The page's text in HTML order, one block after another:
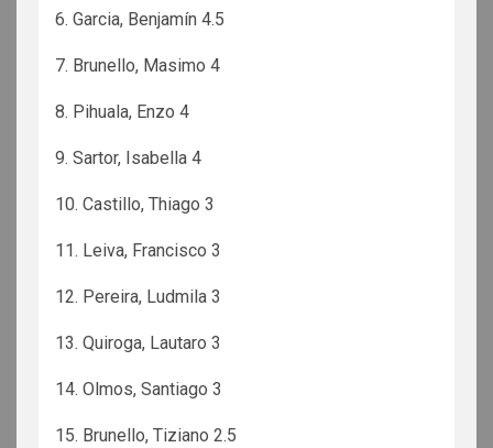
6. Garcia, Benjamín 4.5
7. Brunello, Masimo 4
8. Pihuala, Enzo 4
9. Sartor, Isabella 4
10. Castillo, Thiago 3
11. Leiva, Francisco 3
12. Pereira, Ludmila 3
13. Quiroga, Lautaro 3
14. Olmos, Santiago 3
15. Brunello, Tiziano 2.5